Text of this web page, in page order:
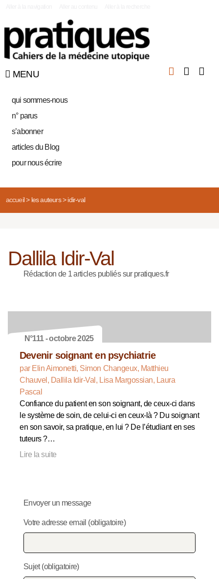
MENU
qui sommes-nous
n° parus
s’abonner
articles du Blog
pour nous écrire
accueil> les auteurs> idir-val
Dallila Idir-Val
Rédaction de 1 articles publiés sur pratiques.fr
N°111 - octobre 2025
Devenir soignant en psychiatrie
par Elin Aimonetti, Simon Changeux, Matthieu
Chauvel, Dallila Idir-Val, Lisa Margossian, Laura
Pascal
Confiance du patient en son soignant, de ceux-ci dans
le système de soin, de celui-ci en ceux-là ? Du soignant
en son savoir, sa pratique, en lui ? De l’étudiant en ses
tuteurs ?…
Lire la suite
Envoyer un message
Votre adresse email (obligatoire)
Sujet (obligatoire)